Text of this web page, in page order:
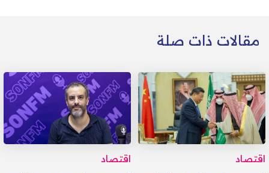
مقالات ذات صلة
اقتصاد اقتصاد